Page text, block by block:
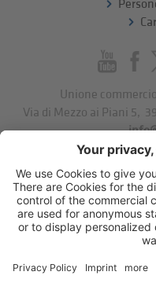
Unione
Via di Mezzo ai Piani 5